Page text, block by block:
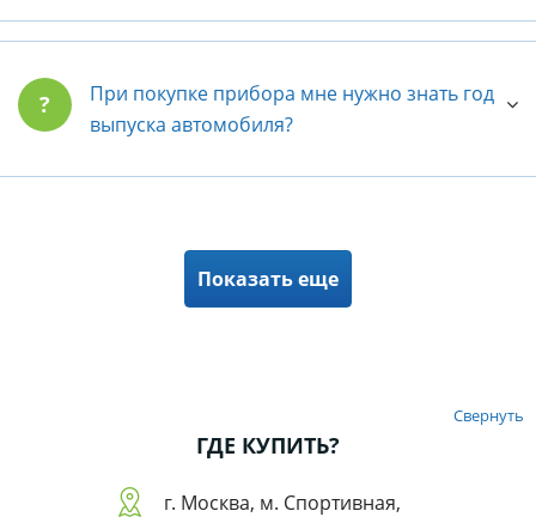
?
При покупке прибора мне нужно знать год
выпуска автомобиля?
Показать еще
Свернуть
ГДЕ КУПИТЬ?
г. Москва, м. Спортивная,